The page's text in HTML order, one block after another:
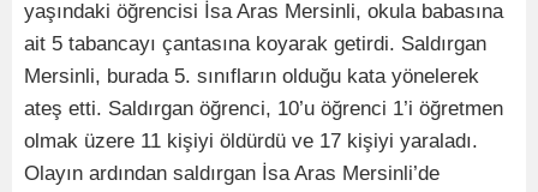
yaşındaki öğrencisi İsa Aras Mersinli, okula babasına
ait 5 tabancayı çantasına koyarak getirdi. Saldırgan
Mersinli, burada 5. sınıfların olduğu kata yönelerek
ateş etti. Saldırgan öğrenci, 10’u öğrenci 1’i öğretmen
olmak üzere 11 kişiyi öldürdü ve 17 kişiyi yaraladı.
Olayın ardından saldırgan İsa Aras Mersinli’de